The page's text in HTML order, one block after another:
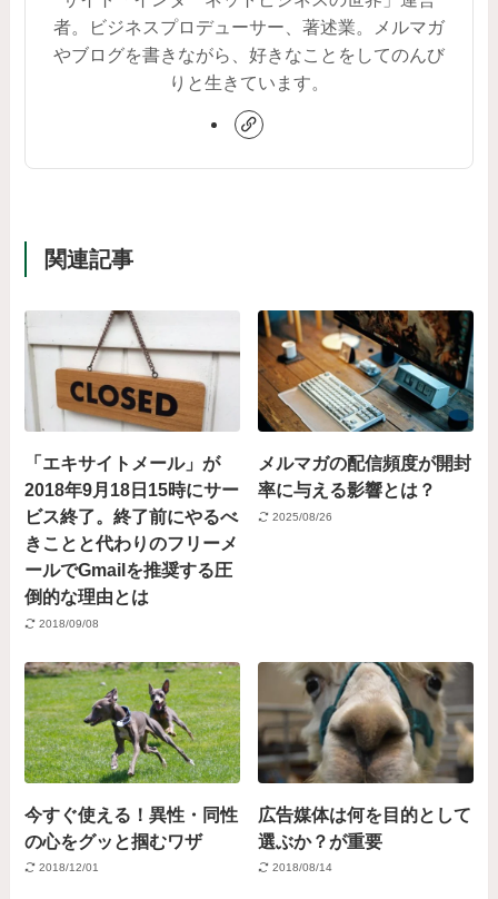
者。ビジネスプロデューサー、著述業。メルマガ
やブログを書きながら、好きなことをしてのんび
りと生きています。
関連記事
「エキサイトメール」が
2018年9月18日15時にサー
ビス終了。終了前にやるべ
きことと代わりのフリーメ
ールでGmailを推奨する圧
倒的な理由とは
2018/09/08
メルマガの配信頻度が開封
率に与える影響とは？
2025/08/26
今すぐ使える！異性・同性
の心をグッと掴むワザ
2018/12/01
広告媒体は何を目的として
選ぶか？が重要
2018/08/14